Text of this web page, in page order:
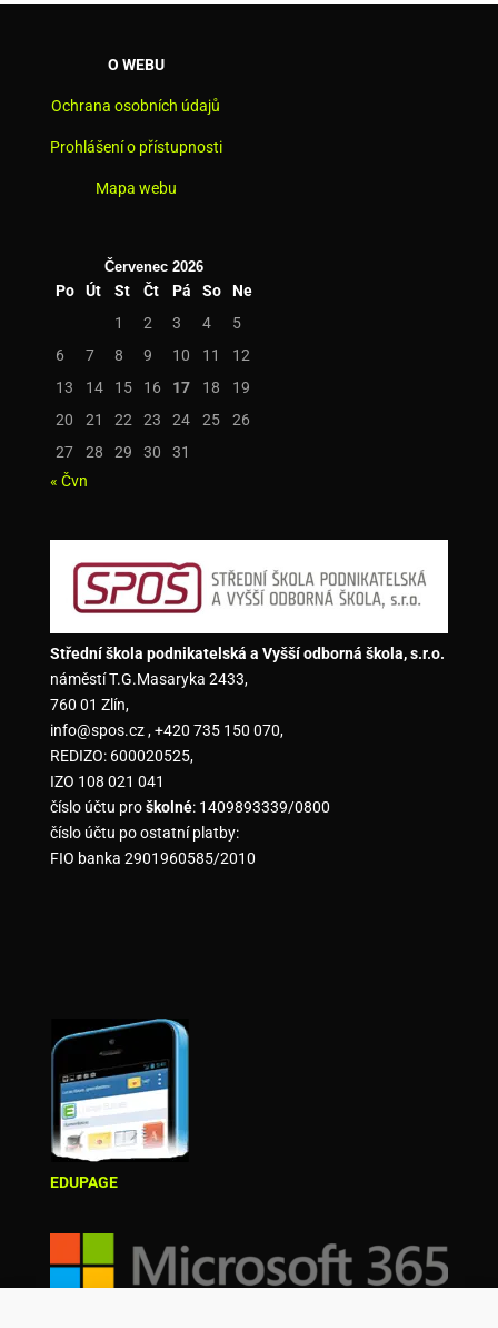
O WEBU
Ochrana osobních údajů
Prohlášení o přístupnosti
Mapa webu
Červenec 2026
Po Út St Čt Pá So
Ne
1
2 3 4
5
6
7 8 9 10 11
12
13
14 15 16 17 18
19
20
21 22 23 24 25
26
27
28 29 30
31
« Čvn
Střední škola podnikatelská a Vyšší odborná škola, s.r.o.
náměstí T.G.Masaryka 2433,
760 01 Zlín,
info@spos.cz , +420 735 150 070,
REDIZO: 600020525,
IZO 108 021 041
číslo účtu proškolné: 1409893339/0800
číslo účtu po ostatní platby:
FIO banka 2901960585/2010
EDUPAGE